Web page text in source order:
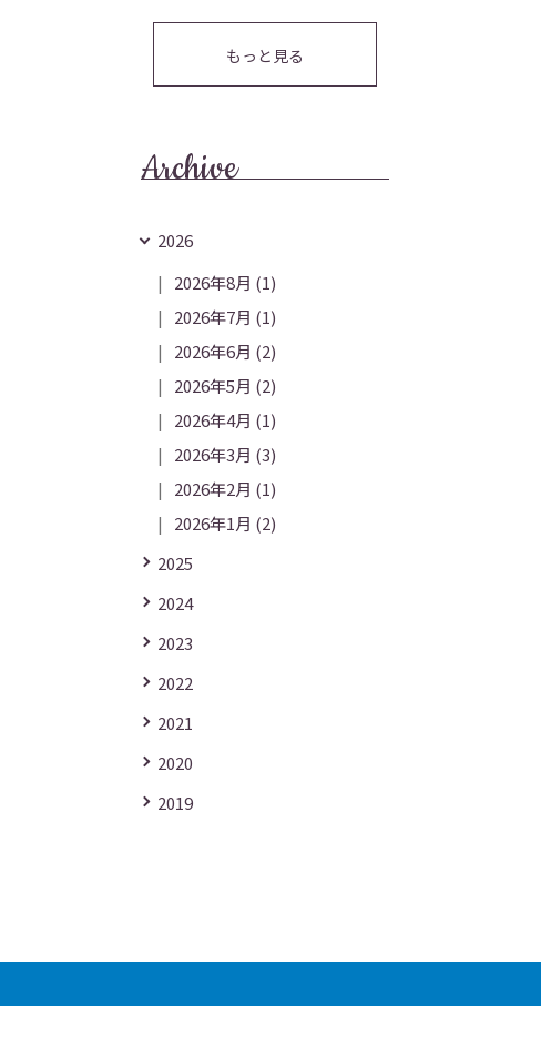
もっと見る
Archive
2026
2026年8月 (1)
2026年7月 (1)
2026年6月 (2)
2026年5月 (2)
2026年4月 (1)
2026年3月 (3)
2026年2月 (1)
2026年1月 (2)
2025
2024
2023
2022
2021
2020
2019